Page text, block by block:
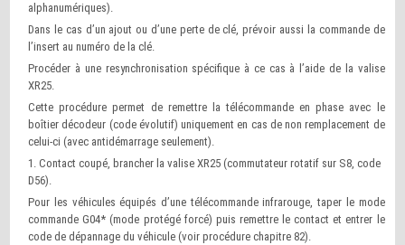
alphanumériques).
Dans le cas d’un ajout ou d’une perte de clé, prévoir aussi la commande de
l’insert au numéro de la clé.
Procéder à une resynchronisation spécifique à ce cas à l’aide de la valise
XR25.
Cette procédure permet de remettre la télécommande en phase avec le
boîtier décodeur (code évolutif) uniquement en cas de non remplacement de
celui-ci (avec antidémarrage seulement).
1. Contact coupé, brancher la valise XR25 (commutateur rotatif sur S8, code
D56).
Pour les véhicules équipés d’une télécommande infrarouge, taper le mode
commande G04* (mode protégé forcé) puis remettre le contact et entrer le
code de dépannage du véhicule (voir procédure chapitre 82).